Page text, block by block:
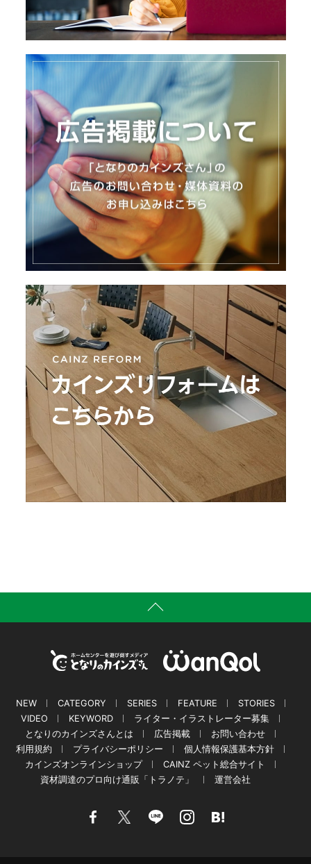
NEW CATEGORY SERIES FEATURE
STORIES
VIDEO
KEYWORD
ライター・イラストレーター募集
となりのカインズさんとは
広告掲載
お問い合わせ
利用規約
プライバシーポリシー
個人情報保護基本方針
カインズオンラインショップ
CAINZ ペット総合サイト
資材調達のプロ向け通販「トラノテ」
運営会社